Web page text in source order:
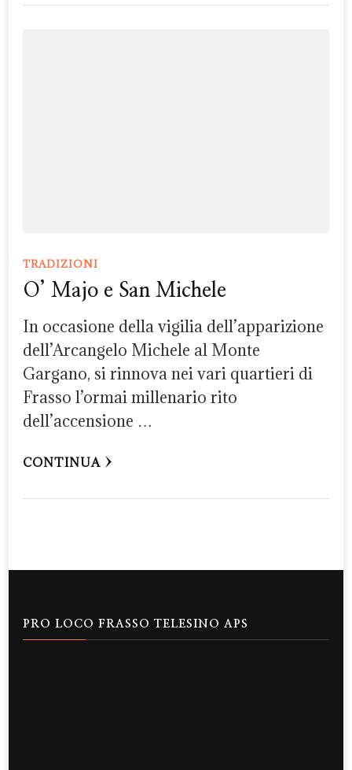
TRADIZIONI
O’ Majo e San Michele
In occasione della vigilia dell’apparizione
dell’Arcangelo Michele al Monte
Gargano, si rinnova nei vari quartieri di
Frasso l’ormai millenario rito
dell’accensione …
CONTINUA
PRO LOCO FRASSO TELESINO APS